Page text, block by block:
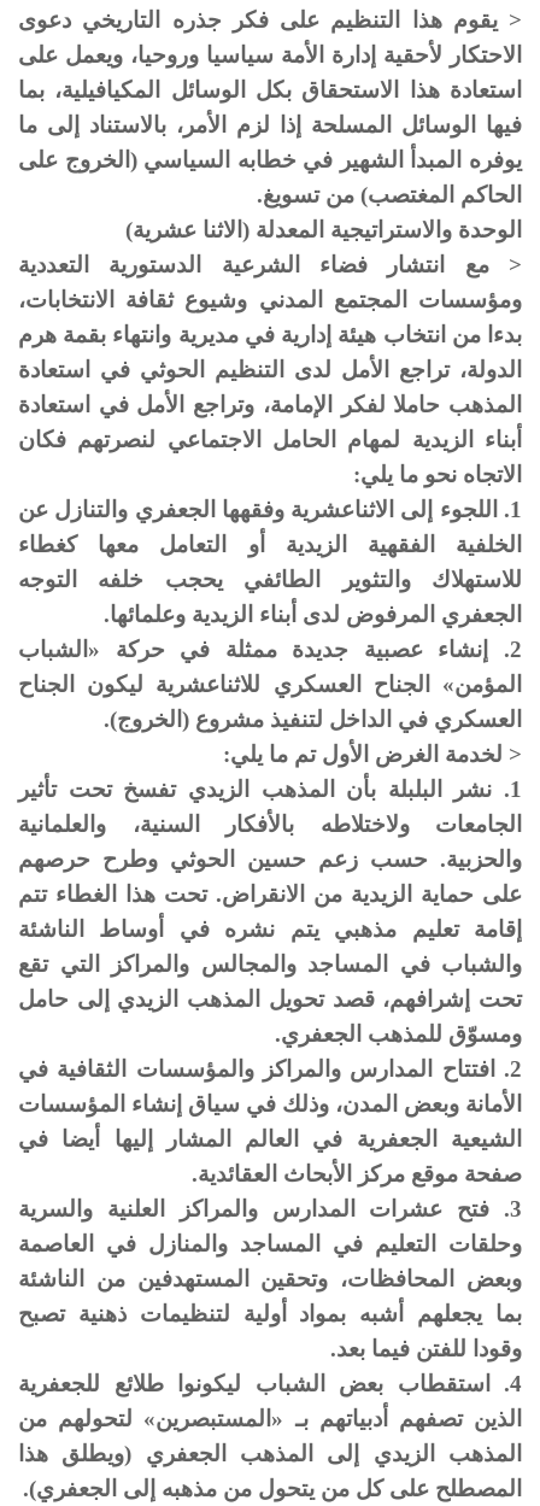
< يقوم هذا التنظيم على فكر جذره التاريخي دعوى
الاحتكار لأحقية إدارة الأمة سياسيا وروحيا، ويعمل على
استعادة هذا الاستحقاق بكل الوسائل المكيافيلية، بما
فيها الوسائل المسلحة إذا لزم الأمر، بالاستناد إلى ما
يوفره المبدأ الشهير في خطابه السياسي (الخروج على
الحاكم المغتصب) من تسويغ.
الوحدة والاستراتيجية المعدلة (الاثنا عشرية)
< مع انتشار فضاء الشرعية الدستورية التعددية
ومؤسسات المجتمع المدني وشيوع ثقافة الانتخابات،
بدءا من انتخاب هيئة إدارية في مديرية وانتهاء بقمة هرم
الدولة، تراجع الأمل لدى التنظيم الحوثي في استعادة
المذهب حاملا لفكر الإمامة، وتراجع الأمل في استعادة
أبناء الزيدية لمهام الحامل الاجتماعي لنصرتهم فكان
الاتجاه نحو ما يلي:
1. اللجوء إلى الاثناعشرية وفقهها الجعفري والتنازل عن
الخلفية الفقهية الزيدية أو التعامل معها كغطاء
للاستهلاك والتثوير الطائفي يحجب خلفه التوجه
الجعفري المرفوض لدى أبناء الزيدية وعلمائها.
2. إنشاء عصبية جديدة ممثلة في حركة «الشباب
المؤمن» الجناح العسكري للاثناعشرية ليكون الجناح
العسكري في الداخل لتنفيذ مشروع (الخروج).
< لخدمة الغرض الأول تم ما يلي:
1. نشر البلبلة بأن المذهب الزيدي تفسخ تحت تأثير
الجامعات ولاختلاطه بالأفكار السنية، والعلمانية
والحزبية. حسب زعم حسين الحوثي وطرح حرصهم
على حماية الزيدية من الانقراض. تحت هذا الغطاء تتم
إقامة تعليم مذهبي يتم نشره في أوساط الناشئة
والشباب في المساجد والمجالس والمراكز التي تقع
تحت إشرافهم، قصد تحويل المذهب الزيدي إلى حامل
ومسوّق للمذهب الجعفري.
2. افتتاح المدارس والمراكز والمؤسسات الثقافية في
الأمانة وبعض المدن، وذلك في سياق إنشاء المؤسسات
الشيعية الجعفرية في العالم المشار إليها أيضا في
صفحة موقع مركز الأبحاث العقائدية.
3. فتح عشرات المدارس والمراكز العلنية والسرية
وحلقات التعليم في المساجد والمنازل في العاصمة
وبعض المحافظات، وتحقين المستهدفين من الناشئة
بما يجعلهم أشبه بمواد أولية لتنظيمات ذهنية تصبح
وقودا للفتن فيما بعد.
4. استقطاب بعض الشباب ليكونوا طلائع للجعفرية
الذين تصفهم أدبياتهم بـ «المستبصرين» لتحولهم من
المذهب الزيدي إلى المذهب الجعفري (ويطلق هذا
المصطلح على كل من يتحول من مذهبه إلى الجعفري).